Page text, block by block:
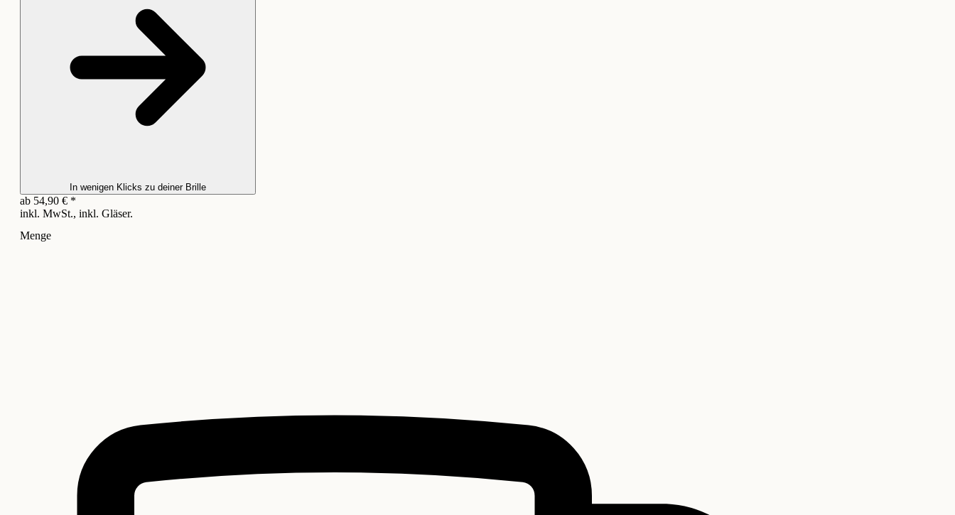
In wenigen Klicks zu deiner Brille
ab 54,90 € *
inkl. MwSt., inkl. Gläser.
Menge